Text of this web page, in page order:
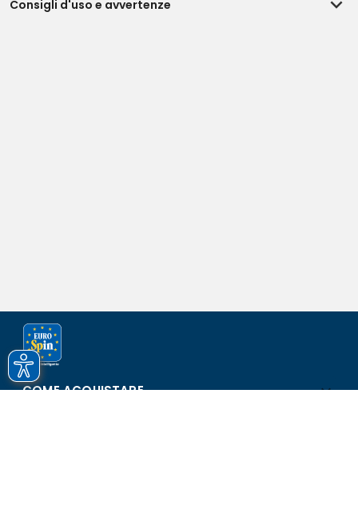
Consigli d'uso e avvertenze
COME ACQUISTARE